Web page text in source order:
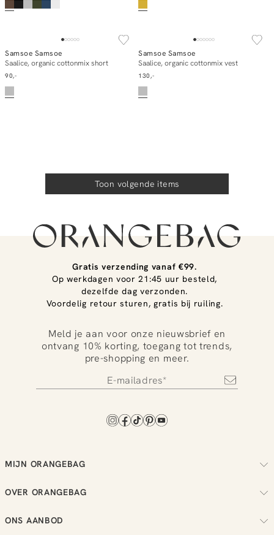
In winkelmand
Samsoe Samsoe
Saalice, organic cottonmix short
90,-
In winkelmand
Samsoe Samsoe
Saalice, organic cottonmix vest
130,-
Toon volgende items
Gratis verzending vanaf €99.
Op werkdagen voor 21:45 uur besteld,
dezelfde dag verzonden.
Voordelig retour sturen, gratis bij ruiling.
Meld je aan voor onze nieuwsbrief en
ontvang 10% korting, toegang tot trends,
pre-shopping en meer.
MIJN ORANGEBAG
Regel je retouren
OVER ORANGEBAG
Duurzaamheid
ONS AANBOD